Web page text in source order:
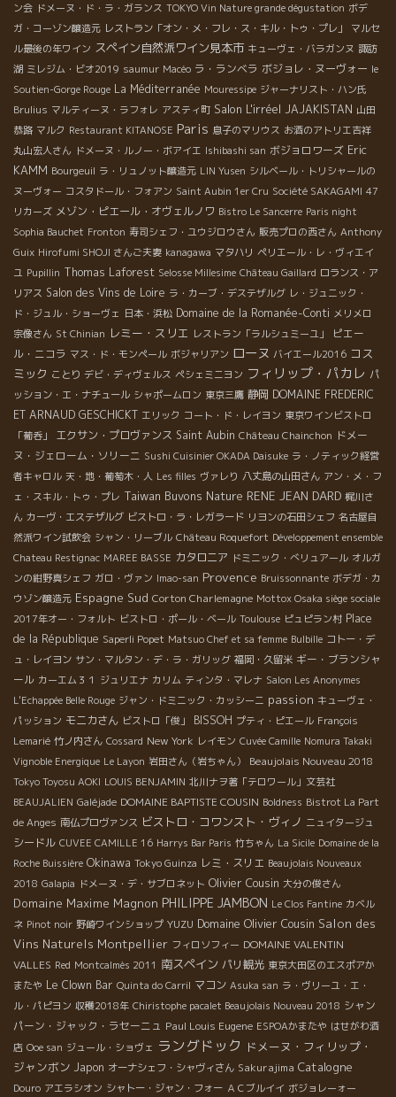
ン会 ドメーヌ・ド・ラ・ガランス TOKYO Vin Nature grande dégustation ボデ
ガ・コーゾン醸造元 レストラン「オン・メ・フレ・ス・キル・トゥ・プレ」
マルセ
ル最後の年ワイン スペイン自然派ワイン見本市 キューヴェ・バラガンヌ 諏訪
湖 ミレジム・ビオ2019 saumur Macéo ラ・ランベラ ボジョレ・ヌーヴォー le
Soutien-Gorge Rouge La Méditerranée Mouressipe ジャーナリスト・ハン氏
Brulius マルティーヌ・ラフォレ アスティ町 Salon L'irréel JAJAKISTAN 山田
恭路 マルク Restaurant KITANOSE Paris 息子のマリウス お酒のアトリエ吉祥
丸山宏人さん ドメーヌ・ルノー・ボアイエ Ishibashi san ボジョロワーズ Eric
KAMM Bourgeuil ラ・リュノット醸造元 LIN Yusen シルベール・トリシャールの
ヌーヴォー コスタドール・フォアン Saint Aubin 1er Cru Société SAKAGAMI 47
リカーズ メゾン・ピエール・オヴェルノワ Bistro Le Sancerre Paris night
Sophia Bauchet Fronton 寿司シェフ・ユウジロウさん 販売プロの西さん Anthony
Guix Hirofumi SHOJI さんご夫妻 kanagawa マタハリ ペリエール・レ・ヴィエイ
ユ Pupillin Thomas Laforest Selosse Millesime Château Gaillard ロランス・ア
リアス Salon des Vins de Loire ラ・カーブ・デステザルグ レ・ジュニック・
ド・ジュル・ショーヴェ 日本・浜松 Domaine de la Romanée-Conti メリメロ
宗像さん St Chinian レミー・スリエ レストラン「ラルシュミーユ」
ピエー
ル・ニコラ マス・ド・モンペール ボジャリアン ローヌ バイエール2016 コス
ミック ことり デビ・ディヴェルス ペシェミニヨン フィリップ・パカレ パ
ッション・エ・ナチュール シャポームロン 東京三鷹 静岡 DOMAINE FREDERIC
ET ARNAUD GESCHICKT エリック コート・ド・レイヨン 東京ワインビストロ
「葡呑」
エクサン・プロヴァンス Saint Aubin Château Chainchon ドメー
ヌ・ジェローム・ソリーニ Sushi Cuisinier OKADA Daisuke ラ・ノティック経営
者キャロル 天・地・葡萄木・人 Les filles ヴァレり 八丈島の山田さん アン・メ・フ
ェ・スキル・トゥ・プレ Taiwan Buvons Nature RENE JEAN DARD 梶川さ
ん カーヴ・エステザルグ ビストロ・ラ・レガラード リヨンの石田シェフ 名古屋自
然派ワイン試飲会 シャン・リーブル Château Roquefort Développement ensemble
Chateau Restignac MAREE BASSE カタロニア ドミニック・べリュアール オルガ
ンの紺野真シェフ ガロ・ヴァン Imao-san Provence Bruissonnante ボデガ・カ
ウゾン醸造元 Espagne Sud Corton Charlemagne Mottox Osaka siège sociale
2017年オー・フォルト ビストロ・ポール・ベール Toulouse ピュピラン村 Place
de la République Saperli Popet Matsuo Chef et sa femme Bulbille コトー・デ
ュ・レイヨン サン・マルタン・デ・ラ・ガリッグ 福岡・久留米 ギー・ブランシャ
ール カーエム３１ ジュリエナ カリム ティンタ・マレナ Salon Les Anonymes
L'Echappée Belle Rouge ジャン・ドミニック・カッシーニ passion キューヴェ・
パッション モニカさん ビストロ「俊」 BISSOH プティ・ピエール François
Lemarié 竹ノ内さん Cossard New York レイモン Cuvée Camille Nomura Takaki
Vignoble Energique Le Layon 岩田さん（岩ちゃん） Beaujolais Nouveau 2018
Tokyo Toyosu AOKI LOUIS BENJAMIN 北川ナヲ著「テロワール」文芸社
BEAUJALIEN Galéjade DOMAINE BAPTISTE COUSIN Boldness Bistrot La Part
de Anges 南仏プロヴァンス ビストロ・コワンスト・ヴィノ ニュイタージュ
シードル CUVEE CAMILLE 16 Harrys Bar Paris 竹ちゃん La Sicile Domaine de la
Roche Buissière Okinawa Tokyo Guinza レミ・スリエ Beaujolais Nouveaux
2018 Galapia ドメーヌ・デ・サブロネット Olivier Cousin 大分の俊さん
Domaine Maxime Magnon PHILIPPE JAMBON Le Clos Fantine カベル
ネ Pinot noir 野崎ワインショップ YUZU Domaine Olivier Cousin Salon des
Vins Naturels Montpellier フィロソフィー DOMAINE VALENTIN
VALLES Red Montcalmès 2011 南スペイン パリ観光 東京大田区のエスポアか
またや Le Clown Bar Quinta do Carril マコン Asuka san ラ・ヴリーユ・エ・
ル・パピヨン 収穫2018年 Chiristophe pacalet Beaujolais Nouveau 2018 シャン
パーン・ジャック・ラセーニュ Paul Louis Eugene ESPOAかまたや はせがわ酒
店 Ooe san ジュール・ショヴェ ラングドック ドメーヌ・フィリップ・
ジャンボン Japon オーナシェフ・シャヴィさん Sakurajima Catalogne
Douro アエラシオン シャトー・ジャン・フォー ＡＣブルイイ ボジョレーォー